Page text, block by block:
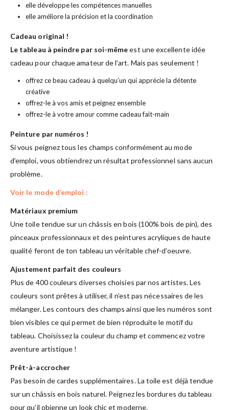
elle développe les compétences manuelles
elle améliore la précision et la coordination
Cadeau original !
Le tableau à peindre par soi-mêmeest une excellente idée
cadeau pour chaque amateur de l’art. Mais pas seulement !
offrez ce beau cadeau à quelqu’un qui apprécie la détente
créative
offrez-le à vos amis et peignez ensemble
offrez-le à votre amour comme cadeau fait-main
Peinture par numéros !
Si vous peignez tous les champs conformément au mode
d’emploi, vous obtiendrez un résultat professionnel sans aucun
problème.
Voir le mode d’emploi :
Matériaux premium
Une toile tendue sur un châssis en bois (100% bois de pin), des
pinceaux professionnaux et des peintures acryliques de haute
qualité feront de ton tableau un véritable chef-d’oeuvre.
Ajustement parfait des couleurs
Plus de 400 couleurs diverses choisies par nos artistes. Les
couleurs sont prêtes à utiliser, il n’est pas nécessaires de les
mélanger. Les contours des champs ainsi que les numéros sont
bien visibles ce qui permet de bien réproduite le motif du
tableau. Choisissez la couleur du champ et commencez votre
aventure artistique !
Prêt-à-accrocher
Pas besoin de cardes supplémentaires. La toile est déjà tendue
sur un châssis en bois naturel. Peignez les bordures du tableau
pour qu’il obienne un look chic et moderne.